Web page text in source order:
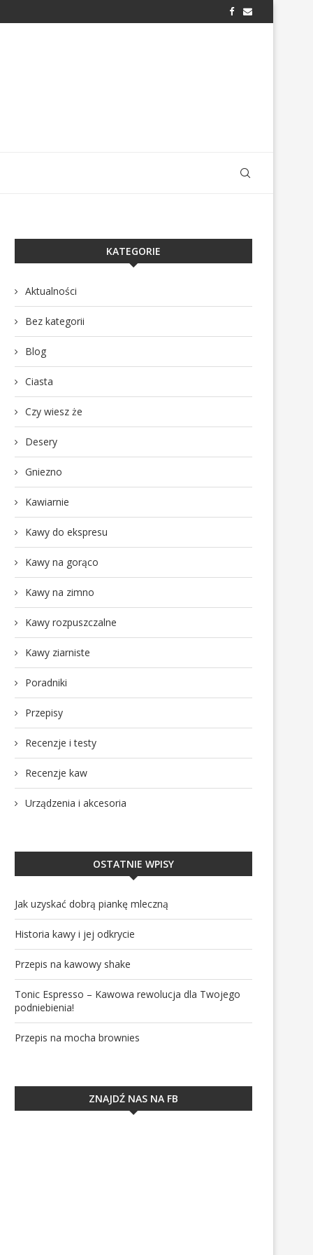
KATEGORIE
Aktualności
Bez kategorii
Blog
Ciasta
Czy wiesz że
Desery
Gniezno
Kawiarnie
Kawy do ekspresu
Kawy na gorąco
Kawy na zimno
Kawy rozpuszczalne
Kawy ziarniste
Poradniki
Przepisy
Recenzje i testy
Recenzje kaw
Urządzenia i akcesoria
OSTATNIE WPISY
Jak uzyskać dobrą piankę mleczną
Historia kawy i jej odkrycie
Przepis na kawowy shake
Tonic Espresso – Kawowa rewolucja dla Twojego
podniebienia!
Przepis na mocha brownies
ZNAJDŹ NAS NA FB